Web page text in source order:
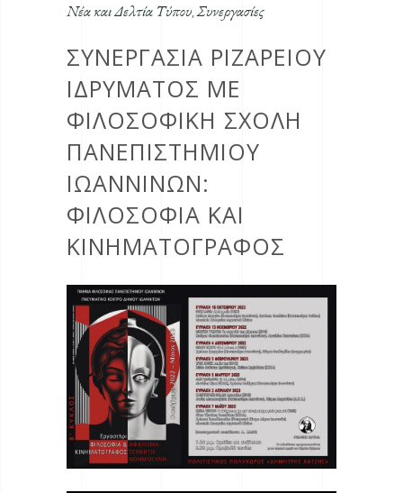
Νέα και Δελτία Τύπου,Συνεργασίες
ΣΥΝΕΡΓΑΣΙΑ ΡΙΖΑΡΕΙΟΥ
ΙΔΡΥΜΑΤΟΣ ΜΕ
ΦΙΛΟΣΟΦΙΚΗ ΣΧΟΛΗ
ΠΑΝΕΠΙΣΤΗΜΙΟΥ
ΙΩΑΝΝΙΝΩΝ:
ΦΙΛΟΣΟΦΊΑ ΚΑΙ
ΚΙΝΗΜΑΤΟΓΡΆΦΟΣ